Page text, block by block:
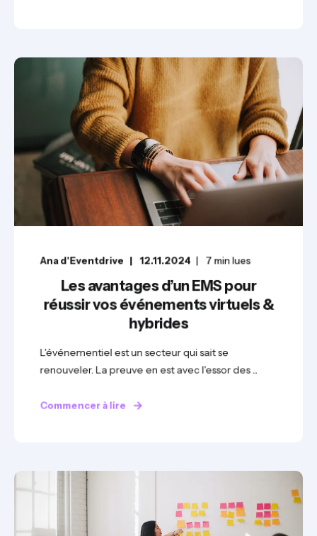
Ana d'Eventdrive 12.11.2024 7 min lues
Les avantages d’un EMS pour
réussir vos événements virtuels &
hybrides
L'événementiel est un secteur qui sait se
renouveler. La preuve en est avec l'essor des ...
Commencer à lire